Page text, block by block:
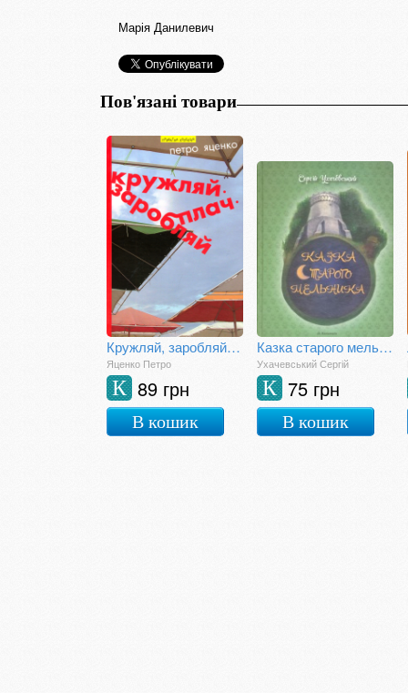
Марія Данилевич
Пов'язані товари
Кружляй, заробляй, плач
Яценко Петро
89 грн
К
В кошик
Казка старого мельника
Ухачевський Сергій
75 грн
К
В кошик